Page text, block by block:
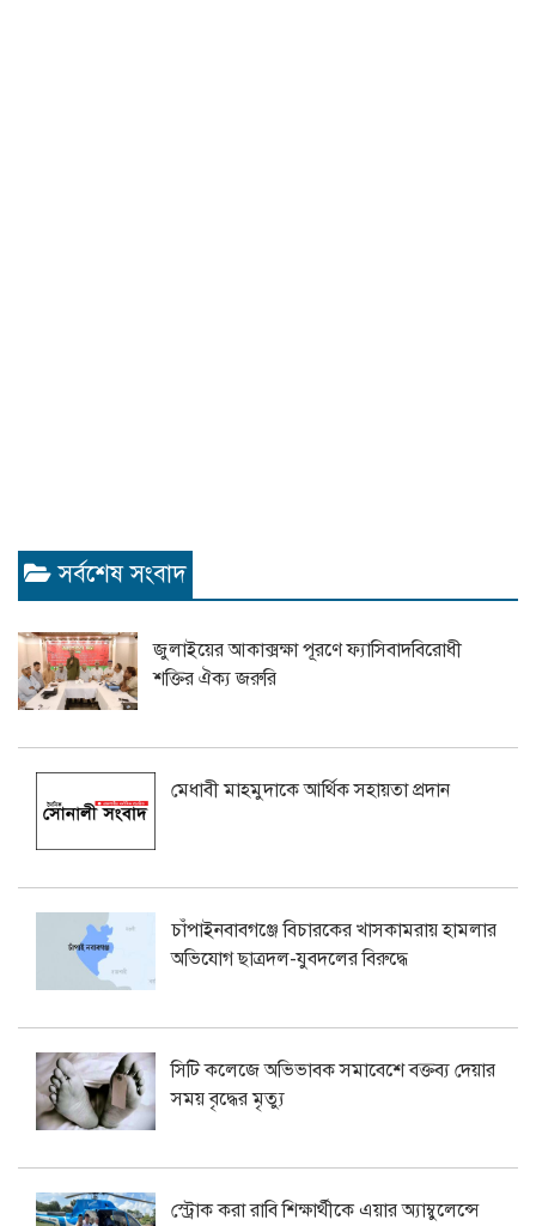
সর্বশেষ সংবাদ
জুলাইয়ের আকাক্সক্ষা পূরণে ফ্যাসিবাদবিরোধী
শক্তির ঐক্য জরুরি
মেধাবী মাহমুদাকে আর্থিক সহায়তা প্রদান
চাঁপাইনবাবগঞ্জে বিচারকের খাসকামরায় হামলার
অভিযোগ ছাত্রদল-যুবদলের বিরুদ্ধে
সিটি কলেজে অভিভাবক সমাবেশে বক্তব্য দেয়ার
সময় বৃদ্ধের মৃত্যু
স্ট্রোক করা রাবি শিক্ষার্থীকে এয়ার অ্যাম্বুলেন্সে